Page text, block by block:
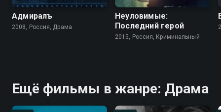
Адмиралъ
2008, Россия, Драма
Неуловимые:
Последний герой
2015, Россия, Криминальный
Ещё фильмы в жанре: Драма